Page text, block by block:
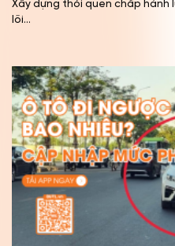
Xây dựng thói quen chấp
lõi...